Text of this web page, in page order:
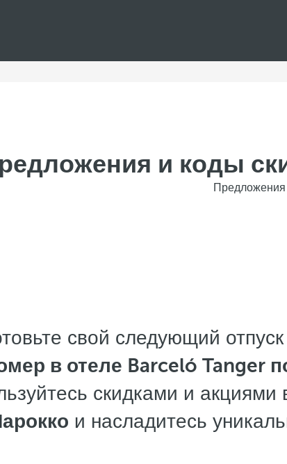
и коды
Предложения
свой следующий
в отеле Barceló Tanger
скидками и акциями
и насладитесь